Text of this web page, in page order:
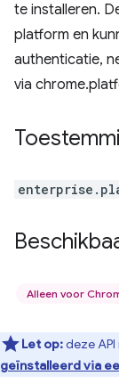
te installeren.
platform en
authenticatie,
via
Alleen voor
Let op:deze
geïnstalleerd via